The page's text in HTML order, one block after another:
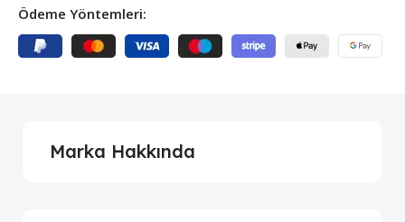
Ödeme Yöntemleri:
Marka Hakkında